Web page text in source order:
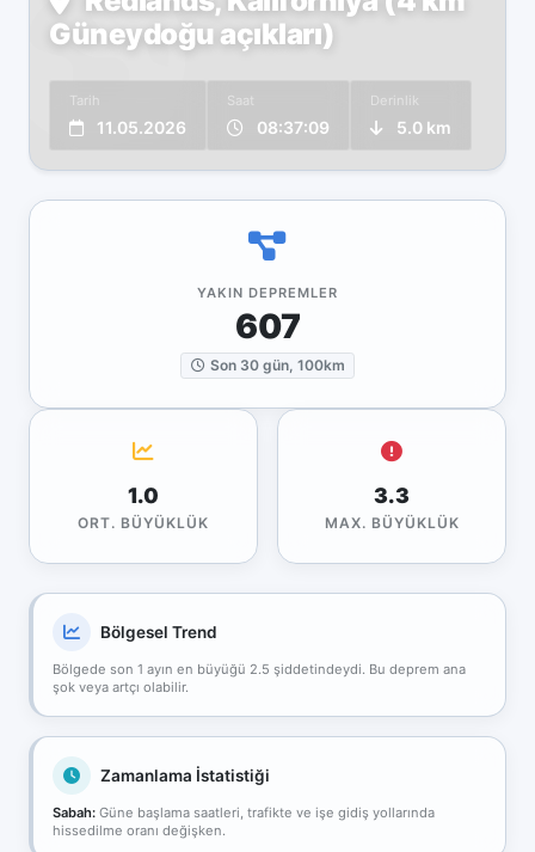
Güneydoğu açıkları)
Tarih
11.05.2026
Saat
08:37:09
Derinlik
5.0 km
YAKIN DEPREMLER
607
Son 30 gün, 100km
1.0
ORT. BÜYÜKLÜK
3.3
MAX. BÜYÜKLÜK
Bölgesel Trend
Bölgede son 1 ayın en büyüğü 2.5 şiddetindeydi. Bu deprem ana
şok veya artçı olabilir.
Zamanlama İstatistiği
Sabah: Güne başlama saatleri, trafikte ve işe gidiş yollarında
hissedilme oranı değişken.